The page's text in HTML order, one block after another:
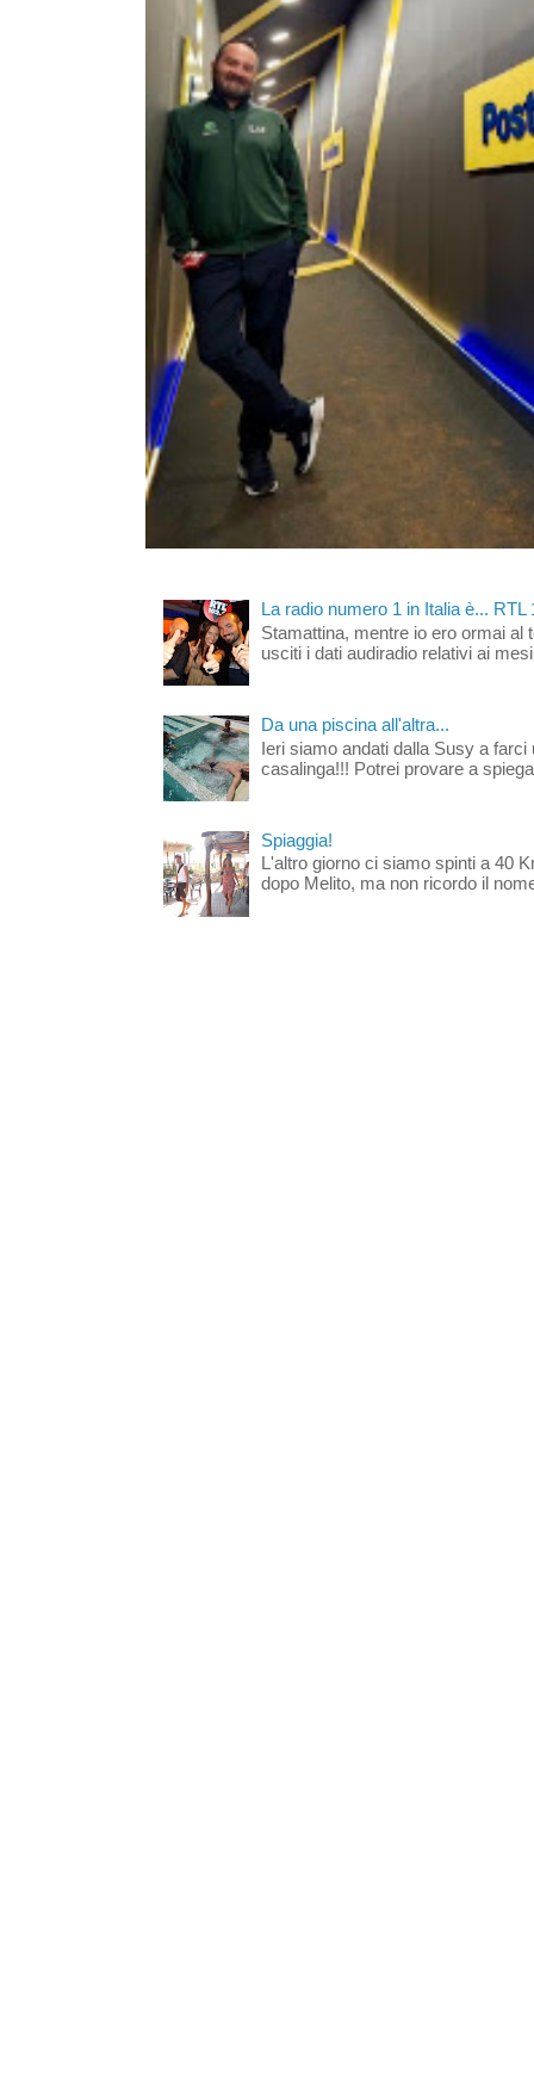
La radio numero 1 in Italia è... RTL
Stamattina, mentre io ero ormai al
usciti i dati audiradio relativi ai
Da una piscina all'altra...
Ieri siamo andati dalla Susy a
casalinga!!! Potrei provare a
Spiaggia!
L'altro giorno ci siamo spinti a 40
dopo Melito, ma non ricordo il